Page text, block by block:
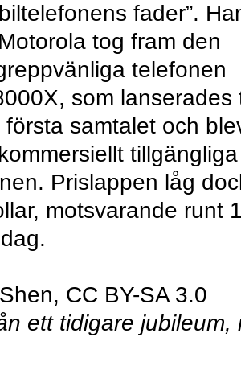
fader”.
tog fram den
telefonen
som lanserades
samtalet och
tillgängliga
Prislappen låg
motsvarande runt
CC BY-SA 3.0
ett tidigare jubileum,